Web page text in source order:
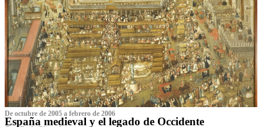
De octubre de 2005 a febrero de 2006
España medieval y el legado de Occidente